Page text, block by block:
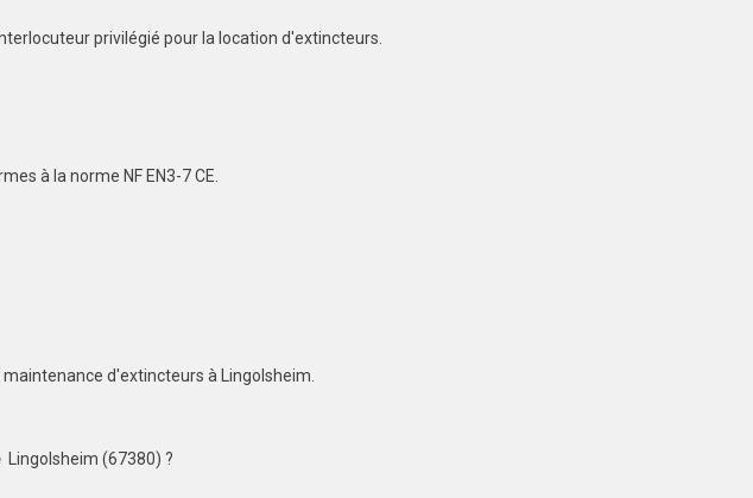
privilégié pour la location d'extincteurs.
à la norme NF EN3-7 CE.
d'extincteurs à Lingolsheim.
Lingolsheim (67380) ?